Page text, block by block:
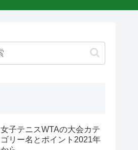
女子テニスWTAの大会カテ
ゴリー名とポイント2021年